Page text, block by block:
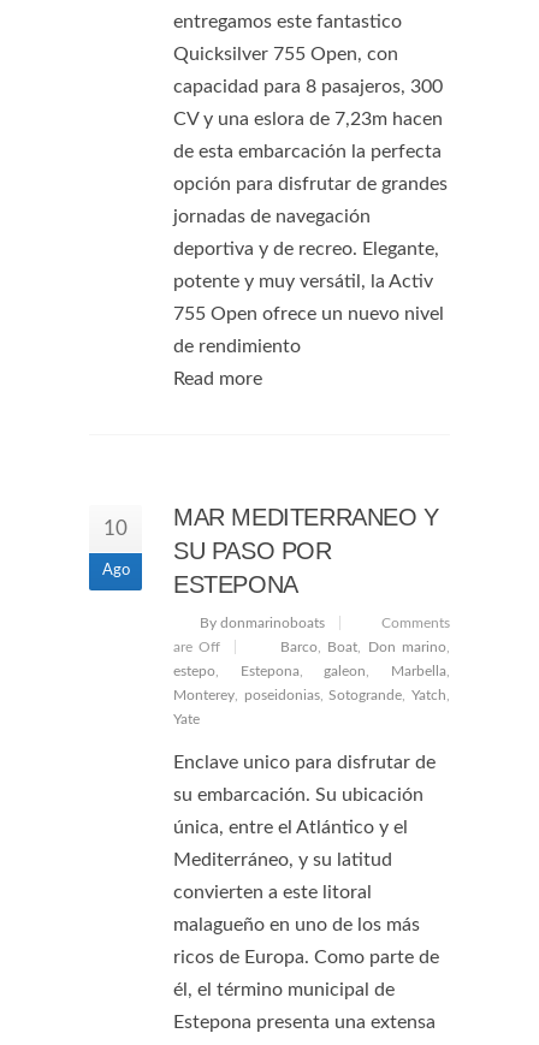
entregamos este fantastico
Quicksilver 755 Open, con
capacidad para 8 pasajeros, 300
CV y una eslora de 7,23m hacen
de esta embarcación la perfecta
opción para disfrutar de grandes
jornadas de navegación
deportiva y de recreo. Elegante,
potente y muy versátil, la Activ
755 Open ofrece un nuevo nivel
de rendimiento
Read more
10
Ago
MAR MEDITERRANEO Y
SU PASO POR
ESTEPONA
By donmarinoboats
Comments
are Off
Barco, Boat Don marino
estepo
Estepona ,galeon Marbella
Monterey
poseidonias,Sotogrande ,Yatch
Yate
Enclave unico para disfrutar de
su embarcación. Su ubicación
única, entre el Atlántico y el
Mediterráneo, y su latitud
convierten a este litoral
malagueño en uno de los más
ricos de Europa. Como parte de
él, el término municipal de
Estepona presenta una extensa